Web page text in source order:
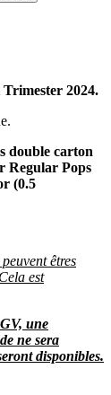
2024.
double carton
Regular Pops
(0.5
êtres
est
une
ne sera
disponibles.